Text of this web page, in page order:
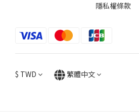
隱私權條款
$ TWD 繁體中文